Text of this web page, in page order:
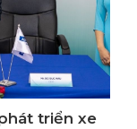
triển xe